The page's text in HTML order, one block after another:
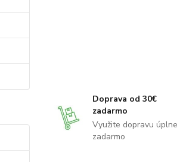
Doprava od 30€
zadarmo
Využite dopravu úplne
zadarmo